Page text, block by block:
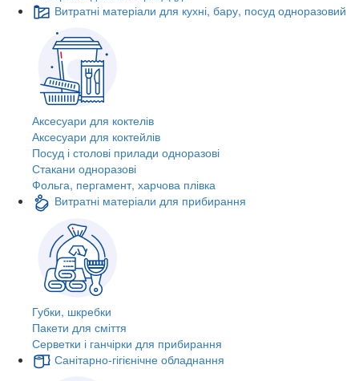
Витратні матеріали для кухні, бару, посуд одноразовий
Аксесуари для коктелів
Аксесуари для коктейлів
Посуд і столові прилади одноразові
Стакани одноразові
Фольга, пергамент, харчова плівка
Витратні матеріали для прибирання
Губки, шкребки
Пакети для сміття
Серветки і ганчірки для прибирання
Санітарно-гігієнічне обладнання